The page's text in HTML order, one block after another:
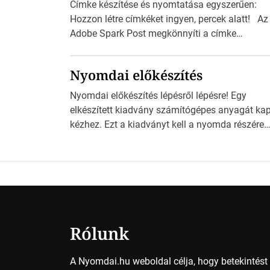
Címke készítése és nyomtatása egyszerűen:
Hozzon létre címkéket ingyen, percek alatt! Az
Adobe Spark Post megkönnyíti a címke
tartalmaz, amelyek segítségével igazán
foroghatnak a kreatív fogaskerekek, miközben
zajlik a saját címke készítése. Hogyan
készítsünk címkét? Válasszon méretet és alakot:
Nyomdai előkészítés
Nyomdai előkészítés lépésről lépésre! Egy
elkészített kiadvány számítógépes anyagát
kézhez. Ezt a kiadványt kell a nyomda részére
után derüljön ki, hogy valamit másképp kellett
volna csinálni! […]
Rólunk
A Nyomdai.hu weboldal célja, hogy